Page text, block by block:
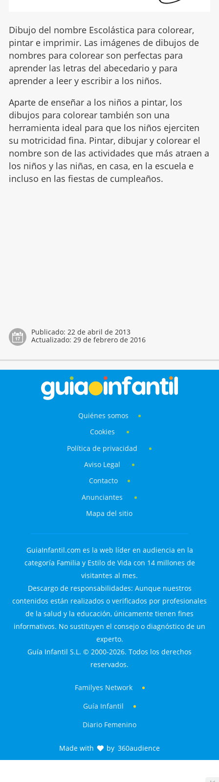
Dibujo del nombre Escolástica para colorear,
pintar e imprimir. Las imágenes de dibujos de
nombres para colorear son perfectas para
aprender las letras del abecedario y para
aprender a leer y escribir a los niños.
Aparte de enseñar a los niños a pintar, los
dibujos para colorear también son una
herramienta ideal para que los niños ejerciten
su motricidad fina. Pintar, dibujar y colorear el
nombre son de las actividades que más atraen a
los niños y las niñas, en casa, en la escuela e
incluso en las fiestas de cumpleaños.
Publicado: 22 de abril de 2013
Actualizado: 29 de febrero de 2016
Quiénes somos
Cookies
Política de privacidad
Aviso Legal
Contacto
Anunciantes
Mapa del sitio
GuiaInfantil.com es la web líder en audiencia en la
categoría Familia y Estilo de Vida con 14 millones de
visitantes al mes.
Descargo de responsabilidades: Aunque nuestros
contenidos están realizados o verificados por profesionales
de la salud y la educación, únicamente tienen fines
informativos. No sustituyen el consejo o diagnóstico de un
experto.
Guía Infantil S.L. © 2000-2026. Todos los derechos
reservados.
Familyes Network
Guía Infantil
Diario Femenino
Made with by 360audience